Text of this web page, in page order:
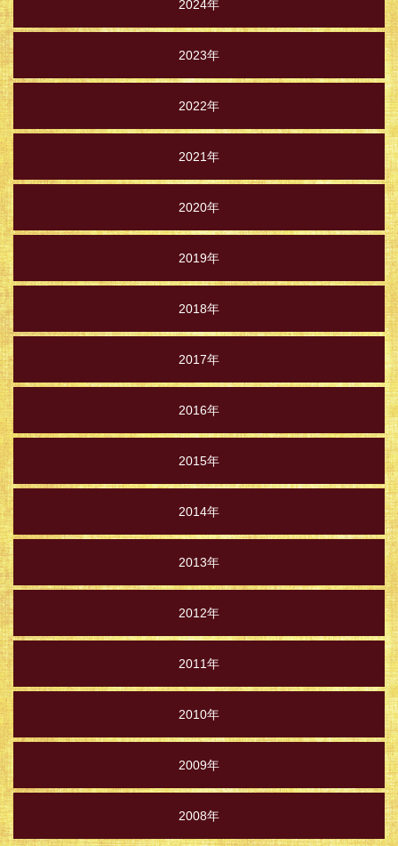
2024年
2023年
2022年
2021年
2020年
2019年
2018年
2017年
2016年
2015年
2014年
2013年
2012年
2011年
2010年
2009年
2008年